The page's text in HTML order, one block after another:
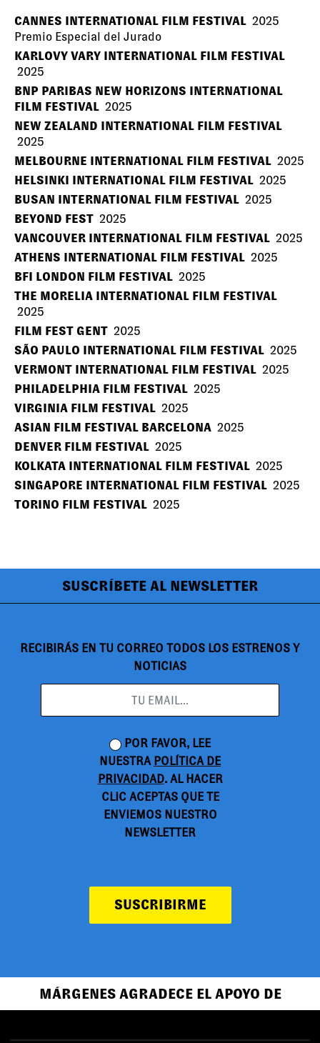
CANNES INTERNATIONAL FILM FESTIVAL 2025
Premio Especial del Jurado
KARLOVY VARY INTERNATIONAL FILM FESTIVAL
2025
BNP PARIBAS NEW HORIZONS INTERNATIONAL
FILM FESTIVAL 2025
NEW ZEALAND INTERNATIONAL FILM FESTIVAL
2025
MELBOURNE INTERNATIONAL FILM FESTIVAL 2025
HELSINKI INTERNATIONAL FILM FESTIVAL 2025
BUSAN INTERNATIONAL FILM FESTIVAL 2025
BEYOND FEST 2025
VANCOUVER INTERNATIONAL FILM FESTIVAL 2025
ATHENS INTERNATIONAL FILM FESTIVAL 2025
BFI LONDON FILM FESTIVAL 2025
THE MORELIA INTERNATIONAL FILM FESTIVAL
2025
FILM FEST GENT 2025
SÃO PAULO INTERNATIONAL FILM FESTIVAL 2025
VERMONT INTERNATIONAL FILM FESTIVAL 2025
PHILADELPHIA FILM FESTIVAL 2025
VIRGINIA FILM FESTIVAL 2025
ASIAN FILM FESTIVAL BARCELONA 2025
DENVER FILM FESTIVAL 2025
KOLKATA INTERNATIONAL FILM FESTIVAL 2025
SINGAPORE INTERNATIONAL FILM FESTIVAL 2025
TORINO FILM FESTIVAL 2025
SUSCRÍBETE AL NEWSLETTER
RECIBIRÁS EN TU CORREO TODOS LOS ESTRENOS Y
NOTICIAS
POR FAVOR, LEE
NUESTRA POLÍTICA DE
PRIVACIDAD. AL HACER
CLIC ACEPTAS QUE TE
ENVIEMOS NUESTRO
NEWSLETTER
SUSCRIBIRME
MÁRGENES AGRADECE EL APOYO DE